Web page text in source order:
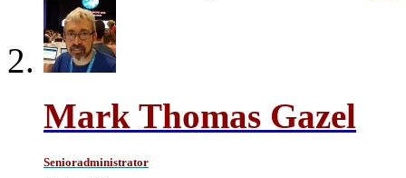
Mark Thomas Gazel
Senioradministrator